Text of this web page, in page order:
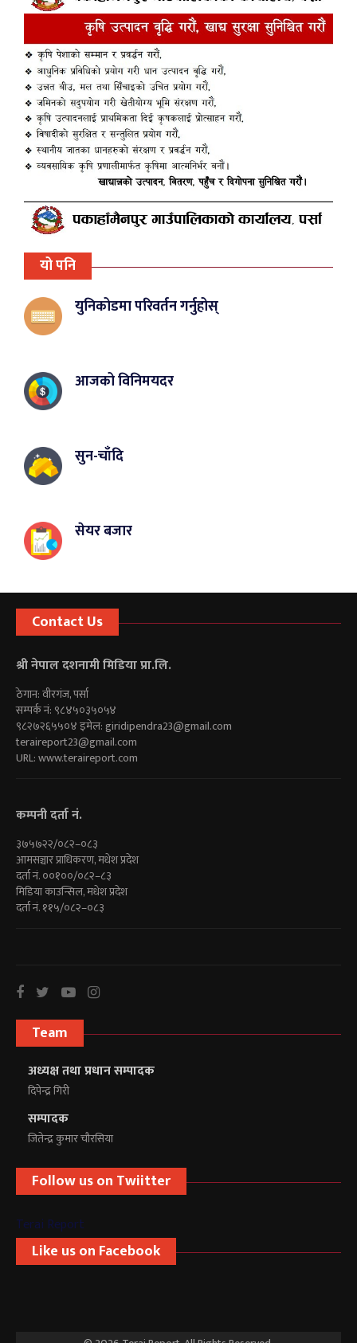
यो पनि
युनिकोडमा परिवर्तन गर्नुहोस्
आजको विनिमयदर
सुन-चाँदि
सेयर बजार
Contact Us
श्री नेपाल दशनामी मिडिया प्रा.लि.
ठेगान: वीरगंज, पर्सा
सम्पर्क नं: ९८४५०३५०५४
९८२७२६५५०४ इमेल:giridipendra23@gmail.com
teraireport23@gmail.com
URL: www.teraireport.com
कम्पनी दर्ता नं.
३७५७२२/०८२–०८३
आमसञ्चार प्राधिकरण, मधेश प्रदेश
दर्ता नं. ००१००/०८२–८३
मिडिया काउन्सिल, मधेश प्रदेश
दर्ता नं. ११५/०८२–०८३
Team
अध्यक्ष तथा प्रधान सम्पादक
दिपेन्द्र गिरी
सम्पादक
जितेन्द्र कुमार चौरसिया
Follow us on Twiitter
Terai Report
Like us on Facebook